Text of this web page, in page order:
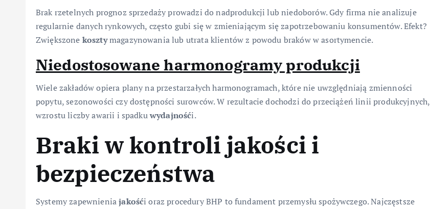
Brak rzetelnych prognoz sprzedaży prowadzi do nadprodukcji lub niedoborów. Gdy firma nie analizuje
regularnie danych rynkowych, często gubi się w zmieniającym się zapotrzebowaniu konsumentów. Efekt?
Zwiększone kosztymagazynowania lub utrata klientów z powodu braków w asortymencie.
Niedostosowane harmonogramy produkcji
Wiele zakładów opiera plany na przestarzałych harmonogramach, które nie uwzględniają zmienności
popytu, sezonowości czy dostępności surowców. W rezultacie dochodzi do przeciążeń linii produkcyjnych,
wzrostu liczby awarii i spadkuwydajnośći.
Braki w kontroli jakości i
bezpieczeństwa
Systemy zapewnieniajakośći oraz procedury BHP to fundament przemysłu spożywczego. Najczęstsze